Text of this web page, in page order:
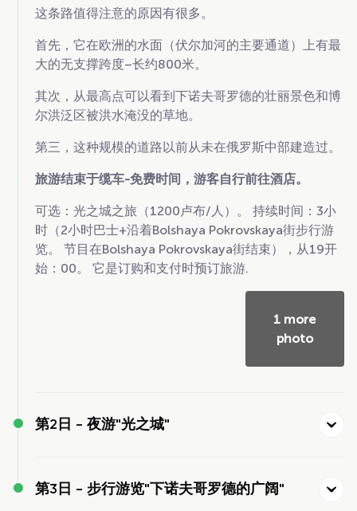
这条路值得注意的原因有很多。
首先，它在欧洲的水面（伏尔加河的主要通道）上有最
大的无支撑跨度–长约800米。
其次，从最高点可以看到下诺夫哥罗德的壮丽景色和博
尔洪泛区被洪水淹没的草地。
第三，这种规模的道路以前从未在俄罗斯中部建造过。
旅游结束于缆车-免费时间，游客自行前往酒店。
可选：光之城之旅（1200卢布/人）。 持续时间：3小
时（2小时巴士+沿着Bolshaya Pokrovskaya街步行游
览。 节目在Bolshaya Pokrovskaya街结束），从19开
始：00。 它是订购和支付时预订旅游.
1 more
photo
第2日 - 夜游"光之城"
第3日 - 步行游览"下诺夫哥罗德的广阔"